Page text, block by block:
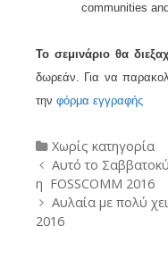
communities
Το σεμινάριο θα
δωρεάν. Για να
την φόρμα εγγραφής
Categories
Χωρίς κατηγορία
Post
navigation
Αυτό το
η FOSSCOMM 2016
Αυλαία με πολύ
2016